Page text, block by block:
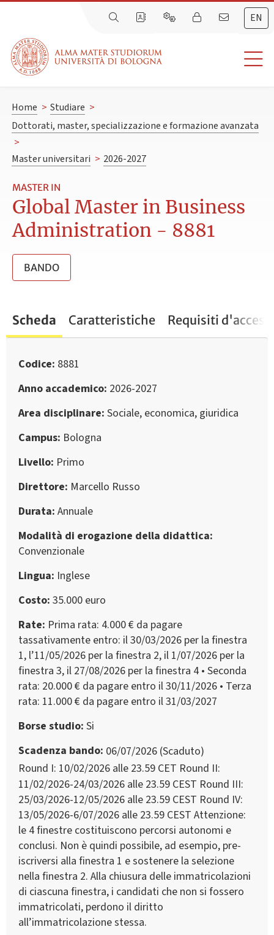
EN
Home > Studiare >
Dottorati, master, specializzazione e formazione avanzata
>
Master universitari > 2026-2027
MASTER IN
Global Master in Business
Administration - 8881
BANDO
Scheda Caratteristiche Requisiti
Codice 8881
Anno accademico 2026-2027
Area disciplinare Sociale, economica, giuridica
Campus Bologna
Livello Primo
Direttore Marcello Russo
Durata Annuale
Modalità di erogazione della didattica
Convenzionale
Lingua Inglese
Costo 35.000 euro
Rate Prima rata: 4.000 € da pagare
tassativamente entro: il 30/03/2026 per la finestra
1, l’11/05/2026 per la finestra 2, il 1/07/2026 per la
finestra 3, il 27/08/2026 per la finestra 4 • Seconda
rata: 20.000 € da pagare entro il 30/11/2026 • Terza
rata: 11.000 € da pagare entro il 31/03/2027
Borse studio Si
Scadenza bando 06/07/2026 (Scaduto)
Round I: 10/02/2026 alle 23.59 CET Round II:
11/02/2026-24/03/2026 alle 23.59 CEST Round III:
25/03/2026-12/05/2026 alle 23.59 CEST Round IV:
13/05/2026-6/07/2026 alle 23.59 CEST Attenzione:
le 4 finestre costituiscono percorsi autonomi e
conclusi. Non è quindi possibile, ad esempio, pre-
iscriversi alla finestra 1 e sostenere la selezione
nella finestra 2. Alla chiusura delle immatricolazioni
di ciascuna finestra, i candidati che non si fossero
immatricolati, perdono il diritto
all’immatricolazione stessa.